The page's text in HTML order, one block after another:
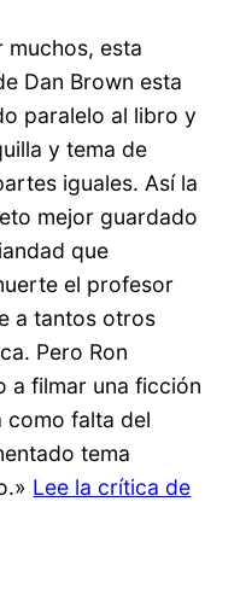
muchos, esta
Dan Brown esta
paralelo al libro y
y tema de
iguales. Así la
mejor guardado
que
el profesor
a tantos otros
Pero Ron
a filmar una ficción
como falta del
tema
Lee la crítica de